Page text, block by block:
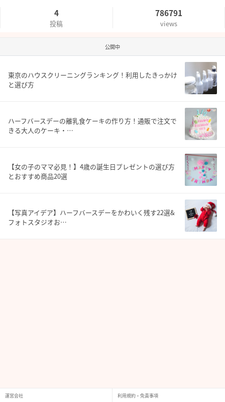
4
投稿
786791
views
公開中
東京のハウスクリーニングランキング！利用したきっかけ
と選び方
ハーフバースデーの離乳食ケーキの作り方！通販で注文で
きる大人のケーキ・…
【女の子のママ必見！】4歳の誕生日プレゼントの選び方
とおすすめ商品20選
【写真アイデア】ハーフバースデーをかわいく残す22選&
フォトスタジオお…
運営会社 利用規約・免責事項